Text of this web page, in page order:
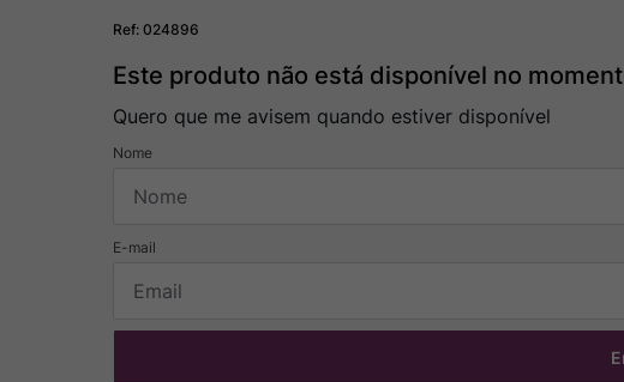
Ref:024896
Este produto não está disponível no
Quero que me avisem quando estiver disponível